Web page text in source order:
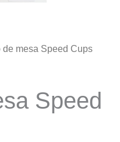
de mesa Speed Cups
Speed